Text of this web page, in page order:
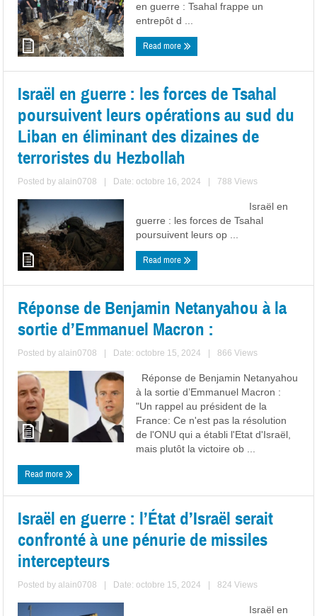
en guerre : Tsahal frappe un
entrepôt d ...
Read more
Israël en guerre : les forces de Tsahal
poursuivent leurs opérations au sud du
Liban en éliminant des dizaines de
terroristes du Hezbollah
Posted byalain0708 Date: octobre 16, 2024 788 Views
Israël en
guerre : les forces de Tsahal
poursuivent leurs op ...
Read more
Réponse de Benjamin Netanyahou à la
sortie d’Emmanuel Macron :
Posted byalain0708 Date: octobre 15, 2024 866 Views
Réponse de Benjamin Netanyahou
à la sortie d’Emmanuel Macron :
"Un rappel au président de la
France: Ce n'est pas la résolution
de l'ONU qui a établi l'Etat d'Israël,
mais plutôt la victoire ob ...
Read more
Israël en guerre : l’État d’Israël serait
confronté à une pénurie de missiles
intercepteurs
Posted byalain0708 Date: octobre 15, 2024 824 Views
Israël en